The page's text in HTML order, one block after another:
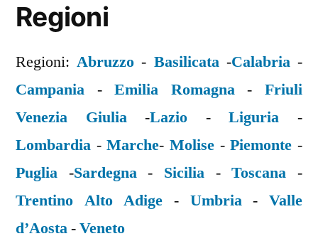
Regioni
Regioni:Abruzzo - Basilicata-Calabria-
Campania -Emilia Romagna-Friuli
Venezia Giulia-Lazio -Liguria -
Lombardia -Marche-Molise -Piemonte -
Puglia -Sardegna- Sicilia -Toscana -
Trentino Alto Adige - Umbria-Valle
d’Aosta-Veneto